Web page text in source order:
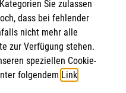
Sie zulassen
dass bei fehlender
nicht mehr alle
zur Verfügung stehen.
speziellen Cookie-
folgendem Link.